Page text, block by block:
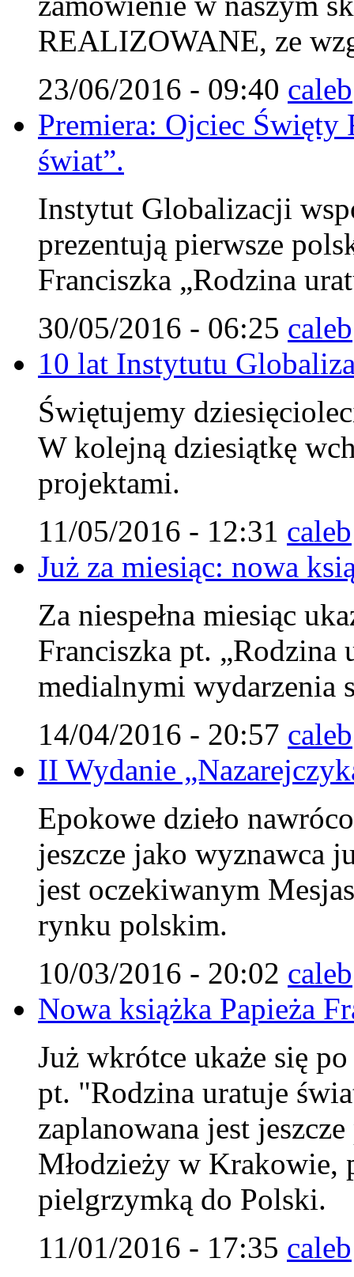
REALIZOWANE, ze
23/06/2016 - 09:40 caleb
Premiera: Ojciec Święty
świat”.
Instytut Globalizacji
prezentują pierwsze
Franciszka „Rodzina
30/05/2016 - 06:25 caleb
10 lat Instytutu
Świętujemy
W kolejną dziesiątkę
projektami.
11/05/2016 - 12:31 caleb
Już za miesiąc: nowa
Za niespełna miesiąc
Franciszka pt. „Rodzina
medialnymi wydarzenia
14/04/2016 - 20:57 caleb
II Wydanie
Epokowe dzieło
jeszcze jako wyznawca
jest oczekiwanym
rynku polskim.
10/03/2016 - 20:02 caleb
Nowa książka Papieża
Już wkrótce ukaże się
pt. "Rodzina uratuje
zaplanowana jest
Młodzieży w Krakowie,
pielgrzymką do Polski.
11/01/2016 - 17:35 caleb